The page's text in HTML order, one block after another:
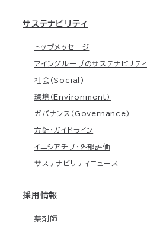
サステナビリティ
トップメッセージ
アイングループのサステナビリティ
社会（Social）
環境（Environment）
ガバナンス（Governance）
方針・ガイドライン
イニシアチブ・外部評価
サステナビリティニュース
採用情報
薬剤師